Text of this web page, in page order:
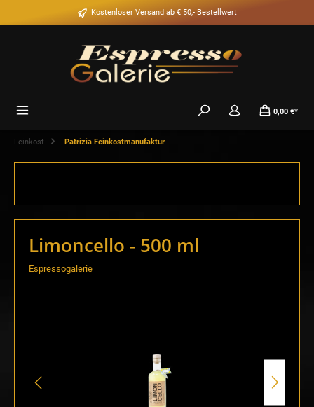
Kostenloser Versand ab € 50,- Bestellwert
0,00 €*
Feinkost Patrizia Feinkostmanufaktur
Limoncello - 500 ml
Espressogalerie